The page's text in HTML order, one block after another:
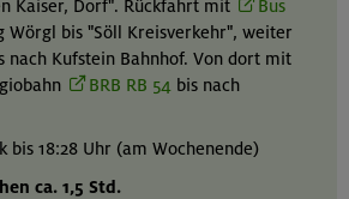
Kaiser, Dorf". Rückfahrt mit
Bus
Wörgl bis "Söll Kreisverkehr", weiter
nach Kufstein Bahnhof. Von dort mit
BRB RB 54 bis nach
bis 18:28 Uhr (am Wochenende)
ca. 1,5 Std.